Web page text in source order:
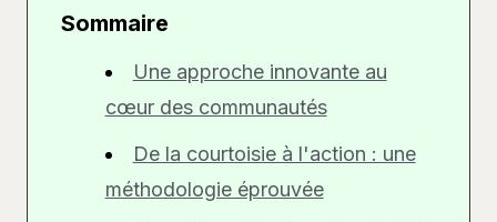
Sommaire
Une approche innovante au
cœur des communautés
De la courtoisie à l'action : une
méthodologie éprouvée